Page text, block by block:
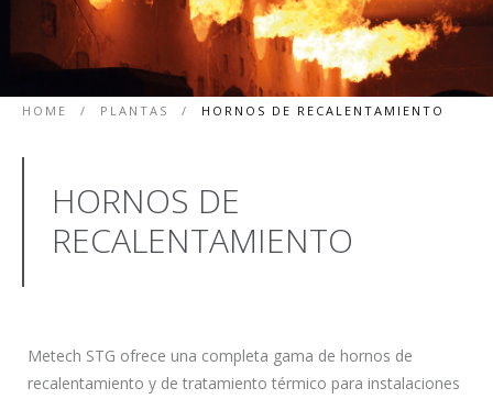
HOME / PLANTAS / HORNOS DE RECALENTAMIENTO
HORNOS DE
RECALENTAMIENTO
Metech STG ofrece una completa gama de hornos de
recalentamiento y de tratamiento térmico para instalaciones